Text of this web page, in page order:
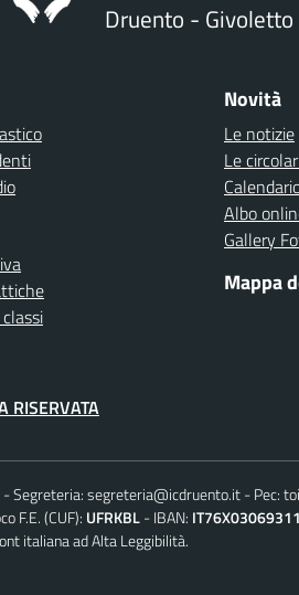
Druento - Givoletto
Novità
Le notizie
Le
Albo
Gallery
Mappa
RISERVATA
Segreteria:segreteria@icdruento.it Pec:
F.E. (CUF): UFRKBL IBAN:
italiana ad Alta Leggibilità.